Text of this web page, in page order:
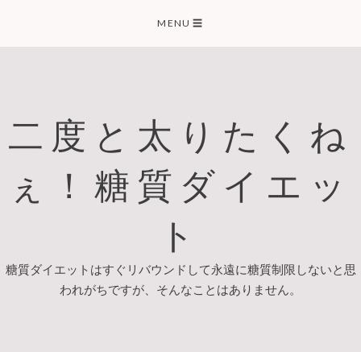
MENU☰
二度と太りたくね
ぇ！糖質ダイエッ
ト
糖質ダイエットはすぐリバウンドして永遠に糖質制限しないと思
われがちですが、そんなことはありません。